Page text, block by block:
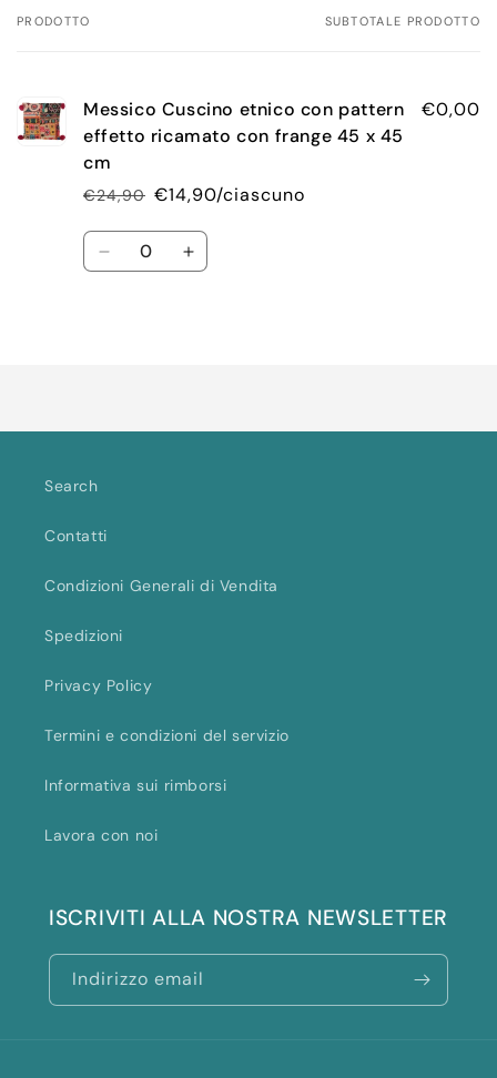
Il
PRODOTTO SUBTOTALE PRODOTTO
Messico Cuscino etnico con pattern
effetto ricamato con frange 45 x 45
cm
Prezzo
di
listino
€24,90
Prezzo
scontato
€14,90/ciascuno
€0,00
Quantità
DiminuisciAumenta
Search
Contatti
Condizioni Generali di Vendita
Spedizioni
Privacy Policy
Termini e condizioni del servizio
Informativa sui rimborsi
Lavora con noi
ISCRIVITI ALLA NOSTRA NEWSLETTER
Indirizzo email